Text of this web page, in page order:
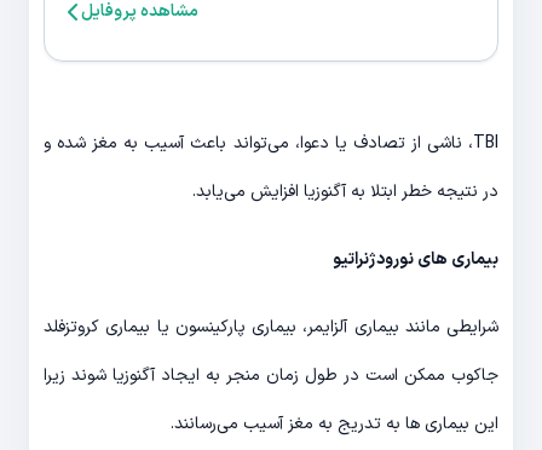
مشاهده پروفایل
TBI، ناشی از تصادف یا دعوا، می‌تواند باعث آسیب به مغز شده و
در نتیجه خطر ابتلا به آگنوزیا افزایش می‌یابد.
بیماری های نورودژنراتیو
شرایطی مانند بیماری آلزایمر، بیماری پارکینسون یا بیماری کروتزفلد
جاکوب ممکن است در طول زمان منجر به ایجاد آگنوزیا شوند زیرا
این بیماری ها به تدریج به مغز آسیب می‌رسانند.